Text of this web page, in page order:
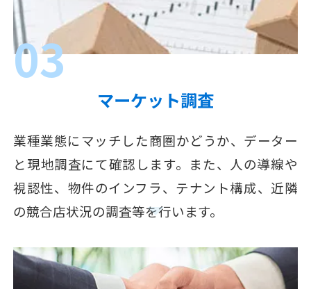
03
マーケット調査
業種業態にマッチした商圏かどうか、データー
と現地調査にて確認します。また、人の導線や
視認性、物件のインフラ、テナント構成、近隣
の競合店状況の調査等を行います。